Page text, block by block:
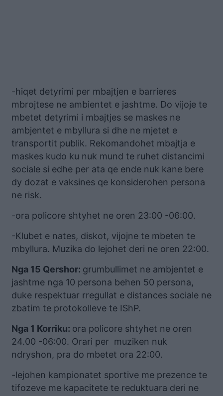
-hiqet detyrimi per mbajtjen e barrieres
mbrojtese ne ambientet e jashtme. Do vijoje te
mbetet detyrimi i mbajtjes se maskes ne
ambjentet e mbyllura si dhe ne mjetet e
transportit publik. Rekomandohet mbajtja e
maskes kudo ku nuk mund te ruhet distancimi
sociale si edhe per ata qe ende nuk kane bere
dy dozat e vaksines qe konsiderohen persona
ne risk.
-ora policore shtyhet ne oren 23:00 -06:00.
-Klubet e nates, diskot, vijojne te mbeten te
mbyllura. Muzika do lejohet deri ne oren 22:00.
Nga 15 Qershor: grumbullimet ne ambjentet e
jashtme nga 10 persona behen 50 persona,
duke respektuar rregullat e distances sociale ne
zbatim te protokolleve te IShP.
Nga 1 Korriku: ora policore shtyhet ne oren
24.00 -06:00. Orari per muziken nuk
ndryshon, pra do mbetet ora 22:00.
-lejohen kampionatet sportive me prezence te
tifozeve me kapacitete te reduktuara deri ne